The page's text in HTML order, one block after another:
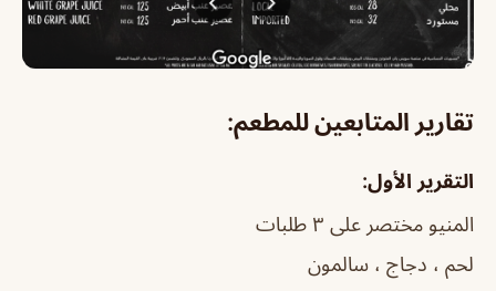
تقارير المتابعين للمطعم:
التقرير الأول:
المنيو مختصر على ٣ طلبات
لحم ، دجاج ، سالمون